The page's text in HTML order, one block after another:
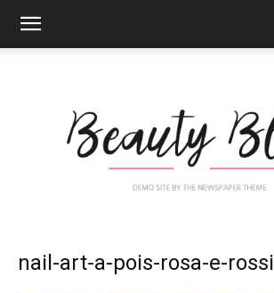
Nail
nail-art-a-pois-rosa-e-rossi